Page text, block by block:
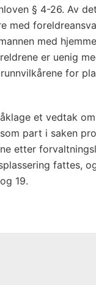
§ 4-26. Av
med
med
er uenig
for
et vedtak
part i saken
etter
fattes,
19.